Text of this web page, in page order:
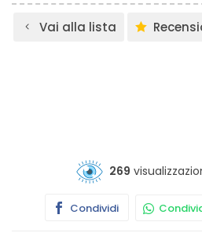
Vai alla lista
269
Condividi